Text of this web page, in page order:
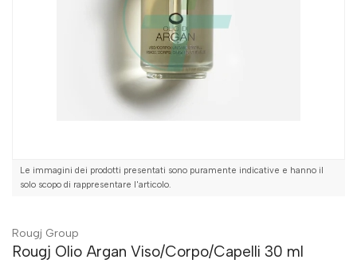
Le immagini dei prodotti presentati sono puramente indicative e hanno il
solo scopo di rappresentare l'articolo.
Rougj Group
Rougj Olio Argan Viso/Corpo/Capelli 30 ml